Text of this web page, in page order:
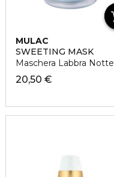
MULAC
SWEETING MASK
Maschera Labbra Notte
20,50 €